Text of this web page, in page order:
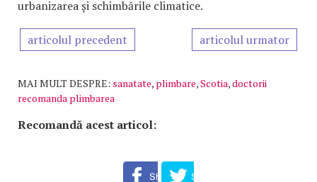
urbanizarea și schimbările climatice.
articolul precedent articolul urmator
MAI MULT DESPRE: sanatate, plimbare,Scotia,doctorii
recomanda plimbarea
Recomandă acest articol: